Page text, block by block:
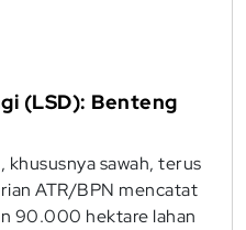
(LSD): Benteng
sawah, terus
ATR/BPN mencatat
90.000 hektare lahan